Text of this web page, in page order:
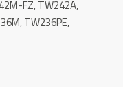
FZ, TW242A,
TW236PE,